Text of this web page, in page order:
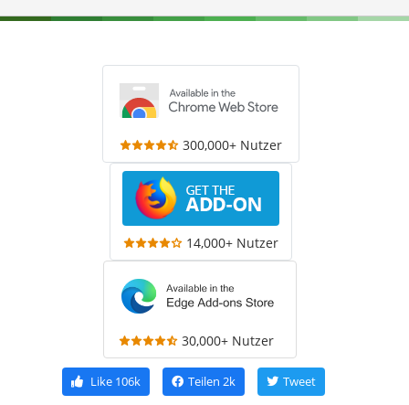
300,000+ Nutzer
14,000+ Nutzer
30,000+ Nutzer
Like 106k Teilen 2k Tweet